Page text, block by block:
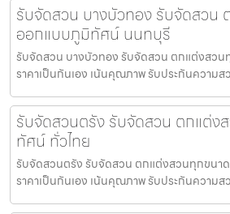
รับจัดสวน บางบัวทอง รับจัดสวน
ออกแบบภูมิทัศน์ นนทบุรี
รับจัดสวน บางบัวทอง รับจัดสวน ตกแต่งสว
ราคาเป็นกันเอง เน้นคุณภาพ รับประกันความ
รับจัดสวนตรัง รับจัดสวน ตกแต่ง
ทัศน์ ทั่วไทย
รับจัดสวนตรัง รับจัดสวน ตกแต่งสวนทุกขนา
ราคาเป็นกันเอง เน้นคุณภาพ รับประกันความ